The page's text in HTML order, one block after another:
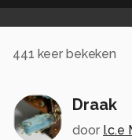
441 keer bekeken
Draak
door I.c.e